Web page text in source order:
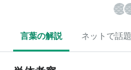
言葉の解説 ネットで話題